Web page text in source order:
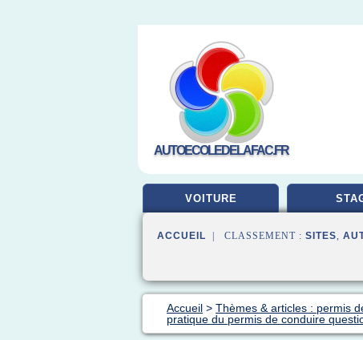
AUTOECOLEDELAFAC.FR
VOITURE
ACCUEIL | CLASSEMENT : SITES,
Accueil > Thèmes & articles : permis
pratique du permis de conduire